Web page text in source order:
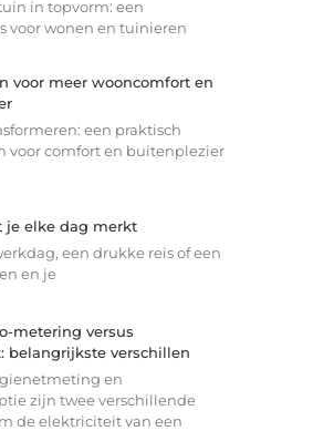
in topvorm: een
voor wonen en tuinieren
voor meer wooncomfort en
een praktisch
voor comfort en buitenplezier
je elke dag merkt
een drukke reis of een
en je
metering versus
belangrijkste verschillen
en
zijn twee verschillende
de elektriciteit van een